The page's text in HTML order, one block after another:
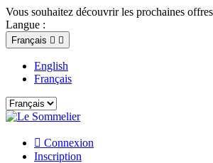
Vous souhaitez découvrir les prochaines
Langue :
Français  
English
Français
 Connexion
Inscription